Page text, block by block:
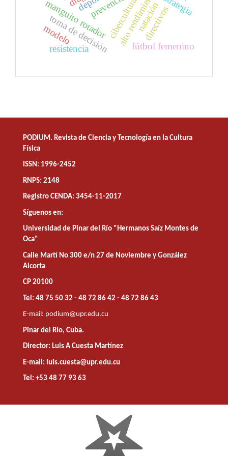
manguito rotador natación
alto rendimiento
toma de decisión fútbol femenino
ciberculturadirectivos
modelo
resistencia
PODIUM. Revista de Ciencia y Tecnología en la Cultura
Física
ISSN: 1996-2452
RNPS: 2148
Registro CENDA: 3454-11-2017
Síguenos en:
Universidad de Pinar del Río "Hermanos Saíz Montes de
Oca"
Calle Martí No 300 e/n 27 de Noviembre y González
Alcorta
CP 20100
Tel: 48 75 50 32 - 48 72 86 42 - 48 72 86 43
E-mail: podium@upr.edu.cu
Pinar del Río, Cuba.
Director: Luis A Cuesta Martínez
E-mail: luis.cuesta@upr.edu.cu
Tel: +53 48 77 93 63